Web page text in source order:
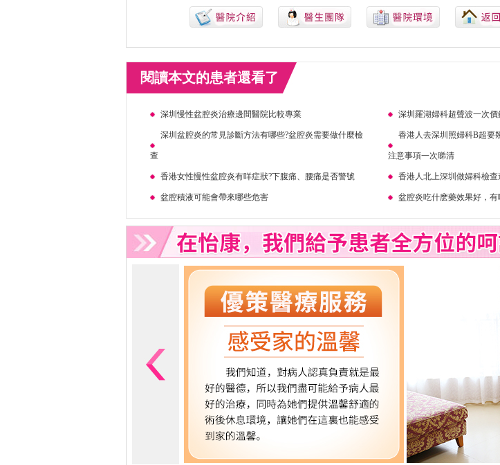
閱讀本文的患者還看了
深圳慢性盆腔炎治療邊間醫院比較專業 深圳羅湖婦科超聲波一次
深圳盆腔炎的常見診斷方法有哪些?盆腔炎需要做什麼檢
查
香港人去深圳照婦科B超要
注意事項一次睇清
香港女性慢性盆腔炎有咩症狀?下腹痛、腰痛是否警號 香港人北上深圳做婦科檢
盆腔積液可能會帶來哪些危害 盆腔炎吃什麽藥效果好，